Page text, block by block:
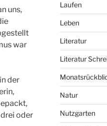
uns,
war
der
oder
Laufen
Leben
Literatur
Literatur
Natur
Nutzgarten